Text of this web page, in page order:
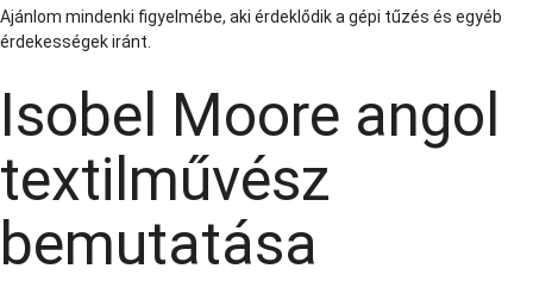
Ajánlom mindenki figyelmébe, aki érdeklődik a gépi tűzés és egyéb
érdekességek iránt.
Isobel Moore angol
textilművész
bemutatása